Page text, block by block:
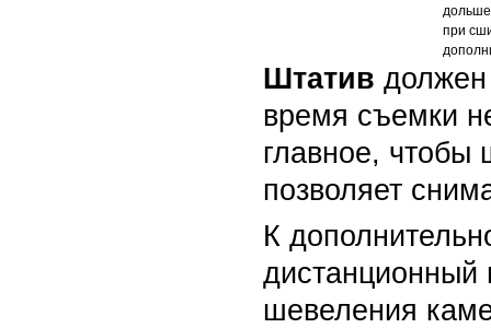
при
Штатив должен
время съемки
главное,
позволяет
К
дистанционный
шевеления